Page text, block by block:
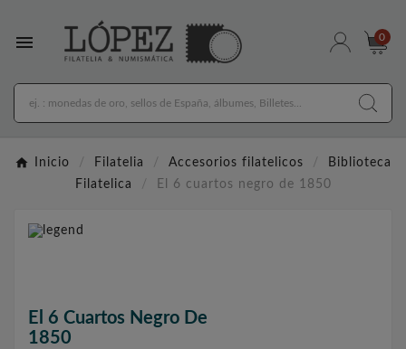
 0
Inicio Filatelia Accesorios filatelicos
Biblioteca
Filatelica
El 6 cuartos negro de 1850
El 6 Cuartos Negro De
1850